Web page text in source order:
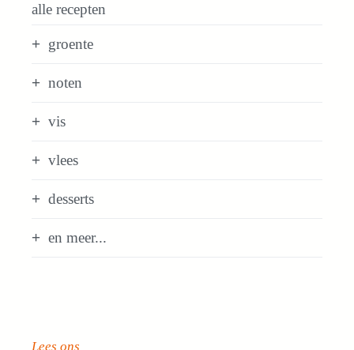
alle recepten
groente
noten
vis
vlees
desserts
en meer...
Lees ons